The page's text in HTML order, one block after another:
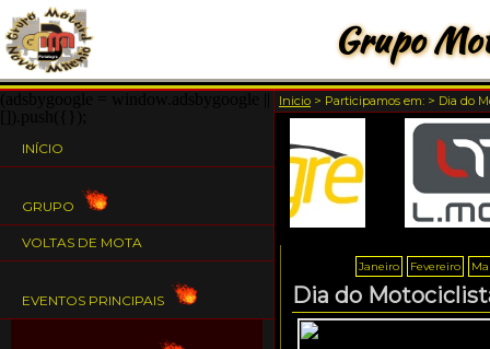
Grupo
INÍCIO
GRUPO
VOLTAS DE MOTA
EVENTOS PRINCIPAIS
Inicio > Participamos em: > Dia do
Janeiro Fevereiro
Dia do